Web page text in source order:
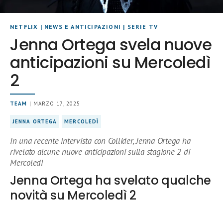
NETFLIX | NEWS E ANTICIPAZIONI | SERIE TV
Jenna Ortega svela nuove
anticipazioni su Mercoledì
2
TEAM | MARZO 17, 2025
JENNA ORTEGA MERCOLEDÌ
In una recente intervista con Collider, Jenna Ortega ha
rivelato alcune nuove anticipazioni sulla stagione 2 di
Mercoledì
Jenna Ortega ha svelato qualche
novità su Mercoledì 2